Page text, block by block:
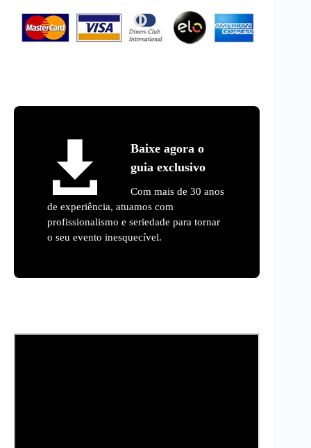
Baixe agora o
guia exclusivo
Com mais de 30 anos
de experiência, atuamos com
profissionalismo e seriedade para tornar
o seu evento inesquecível.